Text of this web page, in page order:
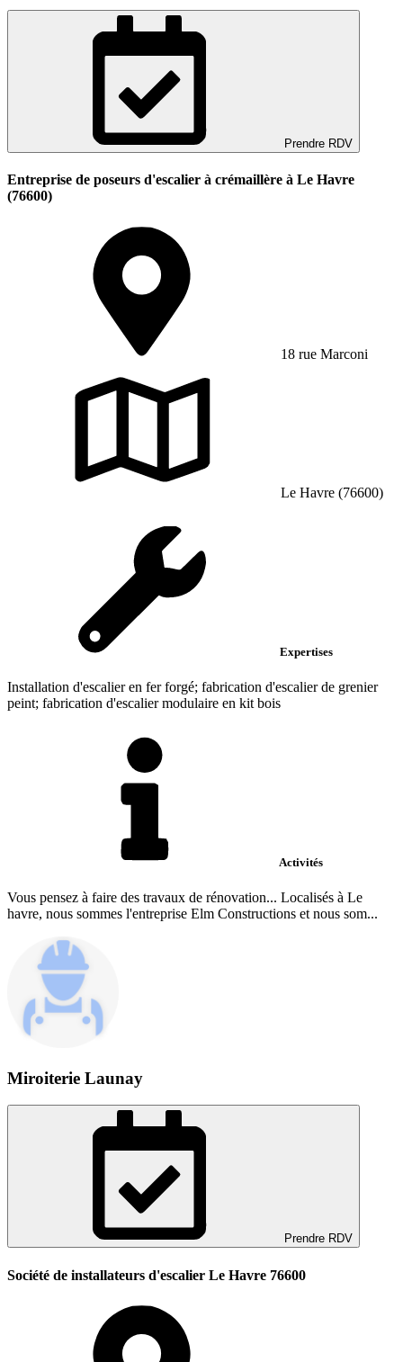
Prendre RDV
Entreprise de poseurs d'escalier à crémaillère à Le Havre
(76600)
18 rue Marconi
Le Havre (76600)
Expertises
Installation d'escalier en fer forgé; fabrication d'escalier de grenier
peint; fabrication d'escalier modulaire en kit bois
Activités
Vous pensez à faire des travaux de rénovation... Localisés à Le
havre, nous sommes l'entreprise Elm Constructions et nous som...
Miroiterie Launay
Prendre RDV
Société de installateurs d'escalier Le Havre 76600